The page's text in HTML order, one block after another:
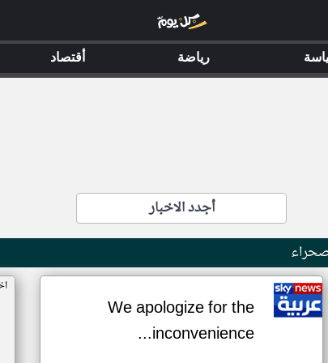
أجدد الاخبار
We apologize for the
inconvenience...
رياضة أقتصاد